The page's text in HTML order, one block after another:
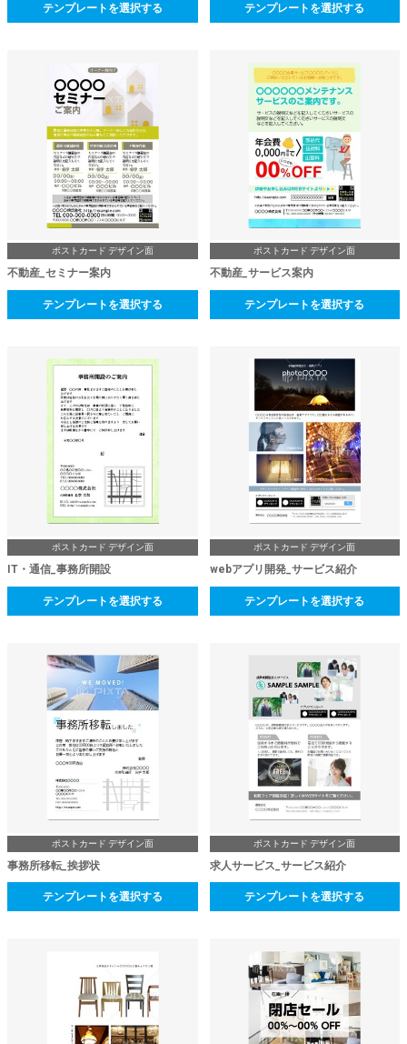
テンプレートを選択する テンプレートを選択する
ポストカード デザイン面
不動産_セミナー案内
テンプレートを選択する
ポストカード デザイン面
不動産_サービス案内
テンプレートを選択する
ポストカード デザイン面
IT・通信_事務所開設
テンプレートを選択する
ポストカード デザイン面
webアプリ開発_サービス紹介
テンプレートを選択する
ポストカード デザイン面
事務所移転_挨拶状
テンプレートを選択する
ポストカード デザイン面
求人サービス_サービス紹介
テンプレートを選択する